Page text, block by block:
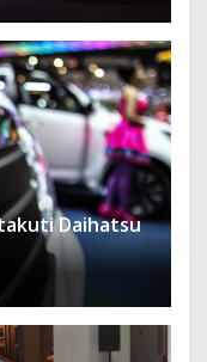
Daihatsu